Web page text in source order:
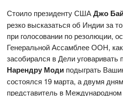
Стоило президенту СШАДжо
резко высказаться об Индии за
при голосовании по резолюции,
Генеральной Ассамблее ООН,
засобирался в Дели уговаривать
Нарендру Моди подыграть
состоялся 19 марта, а двумя
представитель в